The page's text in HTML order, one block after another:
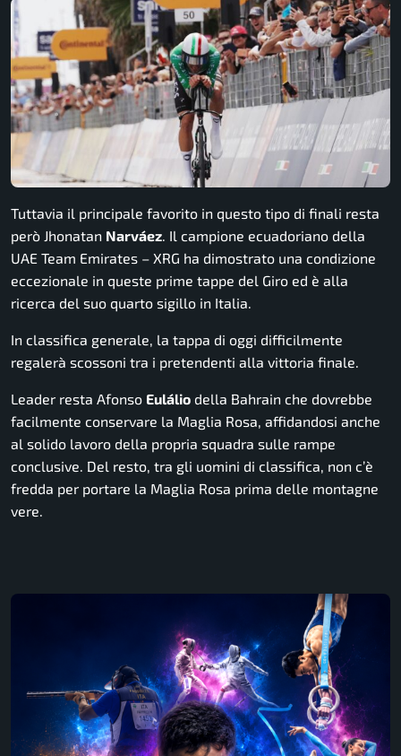
Tuttavia il principale favorito in questo tipo di finali resta
però Jhonatan Narváez. Il campione ecuadoriano della
UAE Team Emirates – XRG ha dimostrato una condizione
eccezionale in queste prime tappe del Giro ed è alla
ricerca del suo quarto sigillo in Italia.
In classifica generale, la tappa di oggi difficilmente
regalerà scossoni tra i pretendenti alla vittoria finale.
Leader resta Afonso Eulálio della Bahrain che dovrebbe
facilmente conservare la Maglia Rosa, affidandosi anche
al solido lavoro della propria squadra sulle rampe
conclusive. Del resto, tra gli uomini di classifica, non c’è
fredda per portare la Maglia Rosa prima delle montagne
vere.